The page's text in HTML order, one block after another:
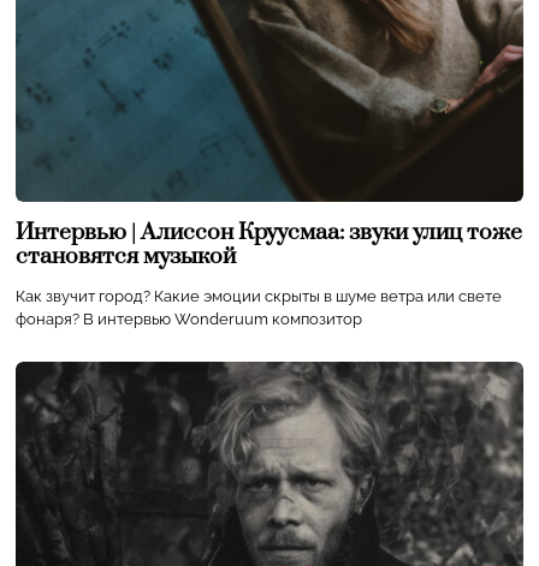
Интервью | Алиссон Круусмаа: звуки улиц тоже
становятся музыкой
Как звучит город? Какие эмоции скрыты в шуме ветра или свете
фонаря? В интервью Wonderuum композитор